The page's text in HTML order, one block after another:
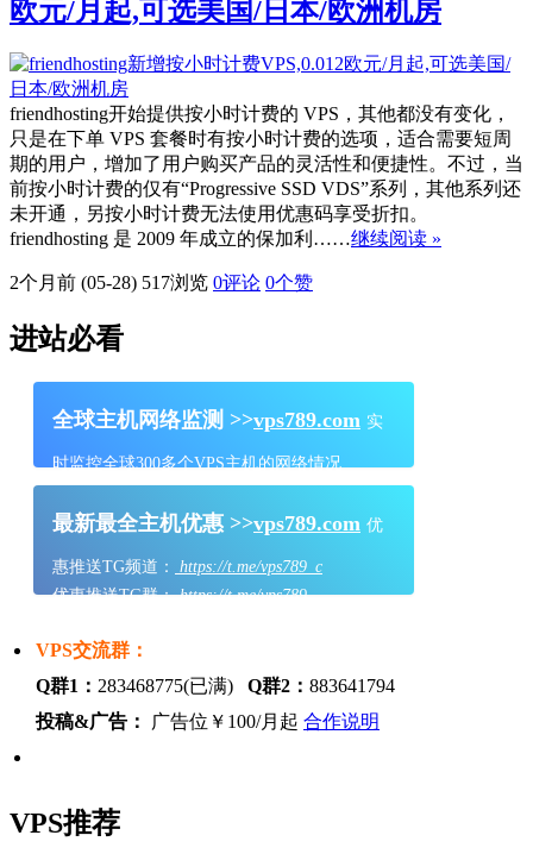
欧元/月起,可选美国/日本/欧洲机房
friendhosting开始提供按小时计费的 VPS，其他都没有变化，
只是在下单 VPS 套餐时有按小时计费的选项，适合需要短周
期的用户，增加了用户购买产品的灵活性和便捷性。不过，当
前按小时计费的仅有“Progressive SSD VDS”系列，其他系列还
未开通，另按小时计费无法使用优惠码享受折扣。
friendhosting 是 2009 年成立的保加利……继续阅读 »
2个月前 (05-28) 517浏览 0评论 0个赞
进站必看
全球主机网络监测 >>vps789.com 实
时监控全球300多个VPS主机的网络情况
最新最全主机优惠 >>vps789.com 优
惠推送TG频道：
https://t.me/vps789_c
优惠推送TG群：https://t.me/vps789
VPS交流群：
Q群1： 283468775(已满) Q群2： 883641794
投稿&广告：
广告位￥100/月起 合作说明
VPS推荐